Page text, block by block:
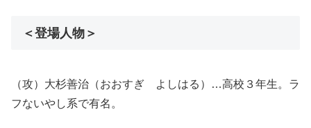
＜登場人物＞
（攻）大杉善治（おおすぎ よしはる）…高校３年生。ラ
フないやし系で有名。